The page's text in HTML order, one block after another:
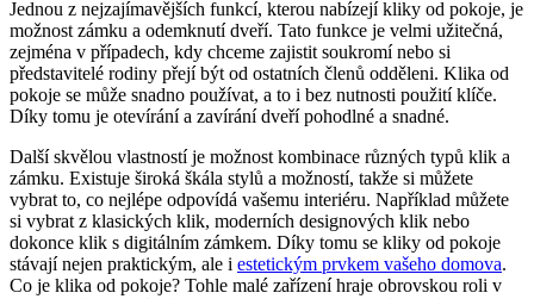
Jednou z ​nejzajímavějších ⁣funkcí, kterou nabízejí kliky od pokoje, je
možnost zámku a odemknutí dveří. Tato funkce je velmi užitečná,‌
zejména⁢ v případech,‍ kdy chceme zajistit soukromí nebo si⁢
představitelé rodiny přejí být ‌od ostatních členů odděleni. Klika od
pokoje se může snadno používat, a to i bez nutnosti použití klíče.
Díky tomu je otevírání a zavírání dveří pohodlné a snadné.
Další skvělou vlastností je možnost kombinace různých typů klik a
zámku. Existuje široká škála stylů a možností, takže si můžete
vybrat to, co ​nejlépe odpovídá vašemu interiéru. Například můžete
si vybrat z klasických klik, ⁣moderních designových klik nebo
dokonce klik s digitálním zámkem. Díky ‌tomu se kliky⁣ od pokoje
stávají nejen praktickým, ale i estetickým prvkem vašeho domova.⁣
Co je‍ klika od pokoje? Tohle ‌malé zařízení hraje obrovskou roli v